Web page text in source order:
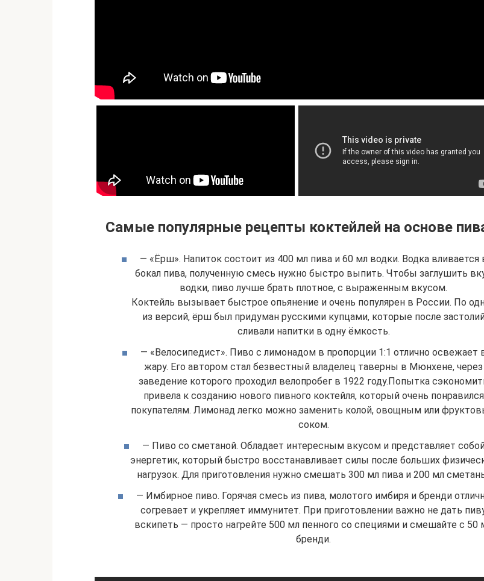
Самые популярные рецепты коктейлей на основе
— «Ёрш». Напиток состоит из 400 мл пива и 60 мл водки. Водка вливается
бокал пива, полученную смесь нужно быстро выпить. Чтобы заглушить
водки, пиво лучше брать плотное, с выраженным вкусом.
Коктейль вызывает быстрое опьянение и очень популярен в России. По
из версий, ёрш был придуман русскими купцами, которые после
сливали напитки в одну ёмкость.
— «Велосипедист». Пиво с лимонадом в пропорции 1:1 отлично освежает
жару. Его автором стал безвестный владелец таверны в Мюнхене, через
заведение которого проходил велопробег в 1922 году.Попытка
привела к созданию нового пивного коктейля, который очень понравился
покупателям. Лимонад легко можно заменить колой, овощным или
соком.
— Пиво со сметаной. Обладает интересным вкусом и представляет
энергетик, который быстро восстанавливает силы после больших
нагрузок. Для приготовления нужно смешать 300 мл пива и 200 мл
— Имбирное пиво. Горячая смесь из пива, молотого имбиря и бренди
согревает и укрепляет иммунитет. При приготовлении важно не дать
вскипеть — просто нагрейте 500 мл пенного со специями и смешайте с 50
бренди.